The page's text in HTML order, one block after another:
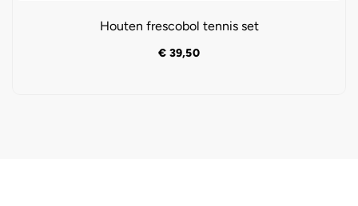
Houten frescobol tennis set
€ 39,50